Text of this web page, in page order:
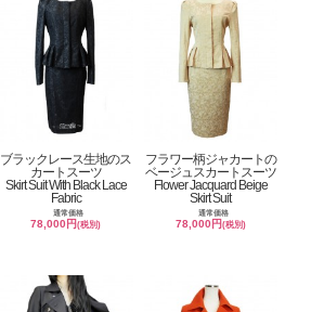
ブラックレース生地のス
カートスーツ
Skirt Suit With Black Lace
Fabric
通常価格
78,000円(税別)
フラワー柄ジャカートの
ベージュスカートスーツ
Flower Jacquard Beige
Skirt Suit
通常価格
78,000円 (税別)